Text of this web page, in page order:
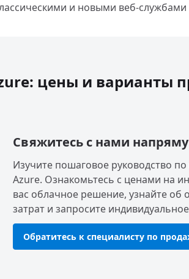
и новыми веб-службами
цены и варианты
Свяжитесь с нами
Изучите пошаговое руководство
Azure. Ознакомьтесь с ценами на
вас облачное решение, узнайте об
затрат и запросите
Обратитесь к специалисту по